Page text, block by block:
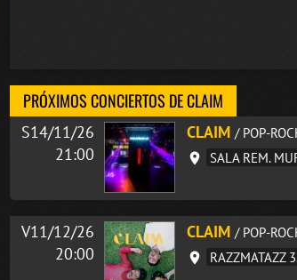
PRÓXIMOS CONCIERTOS DE CLAIM
S14/11/26
21:00
CLAIM / POP-
SALA REM.
V11/12/26
20:00
CLAIM / POP-
RAZZMATAZZ